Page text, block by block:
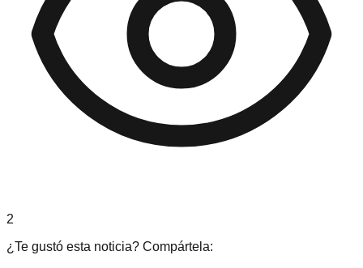
2
¿Te gustó esta noticia? Compártela: